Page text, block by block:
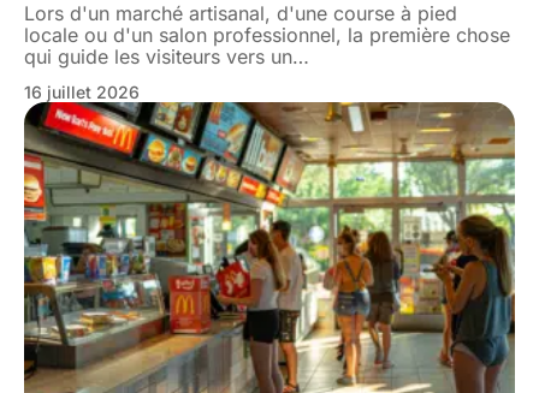
Lors d'un marché artisanal, d'une course à pied
locale ou d'un salon professionnel, la première chose
qui guide les visiteurs vers un…
16 juillet 2026